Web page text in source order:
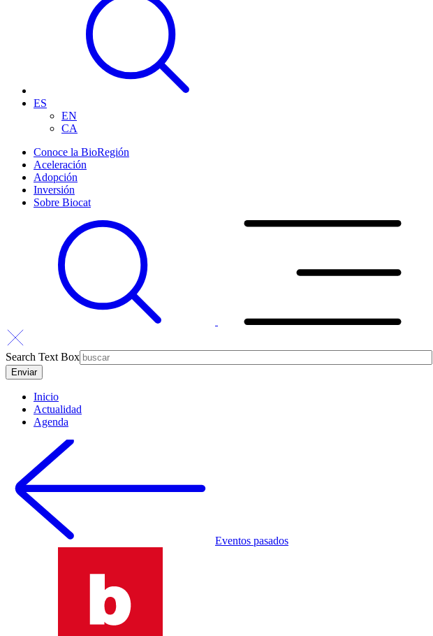
ES
EN
CA
Conoce la BioRegión
Aceleración
Adopción
Inversión
Sobre Biocat
Search Text Box
Inicio
Actualidad
Agenda
Eventos pasados